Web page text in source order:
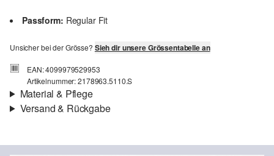
Passform: Regular Fit
Unsicher bei der Grösse? Sieh dir unsere Grössentabelle an
EAN: 4099979529953
Artikelnummer: 2178963.5110.S
Material & Pflege
Material: Baumwolle
Versand & Rückgabe
Deine Bestellung wird innerhalb von 4–5 Werktagen per SwissPost